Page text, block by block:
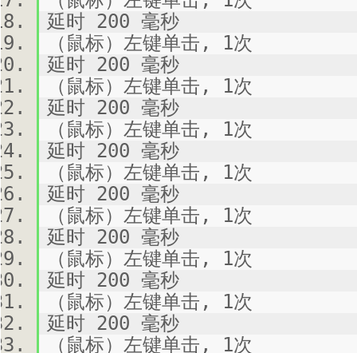
延时 200 毫秒
（鼠标）左键单击, 1次
延时 200 毫秒
（鼠标）左键单击, 1次
延时 200 毫秒
（鼠标）左键单击, 1次
延时 200 毫秒
（鼠标）左键单击, 1次
延时 200 毫秒
（鼠标）左键单击, 1次
延时 200 毫秒
（鼠标）左键单击, 1次
延时 200 毫秒
（鼠标）左键单击, 1次
延时 200 毫秒
（鼠标）左键单击, 1次